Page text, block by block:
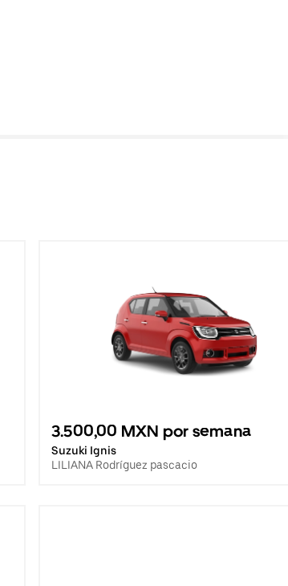
3.500,00 MXN por semana
Suzuki Ignis
LILIANA Rodríguez pascacio